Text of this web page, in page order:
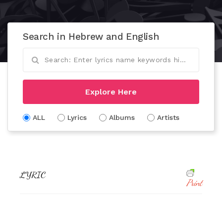
Search in Hebrew and English
Explore Here
ALL Lyrics Albums Artists
LYRIC
Print